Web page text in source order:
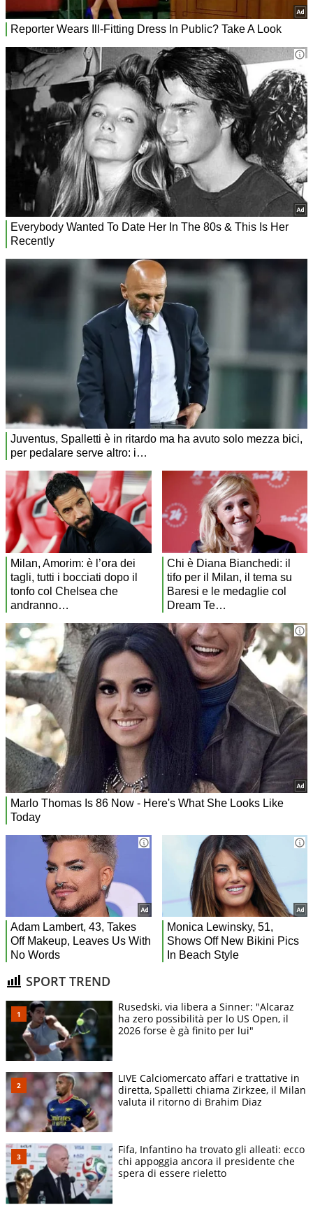
SPORT TREND
Rusedski, via libera a Sinner: "Alcaraz
ha zero possibilità per lo US Open, il
2026 forse è gà finito per lui"
LIVE Calciomercato affari e trattative in
diretta, Spalletti chiama Zirkzee, il Milan
valuta il ritorno di Brahim Diaz
Fifa, Infantino ha trovato gli alleati: ecco
chi appoggia ancora il presidente che
spera di essere rieletto